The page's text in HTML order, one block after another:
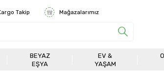
Takip Mağazalarımız
BEYAZ
EŞYA
EV &
YAŞAM